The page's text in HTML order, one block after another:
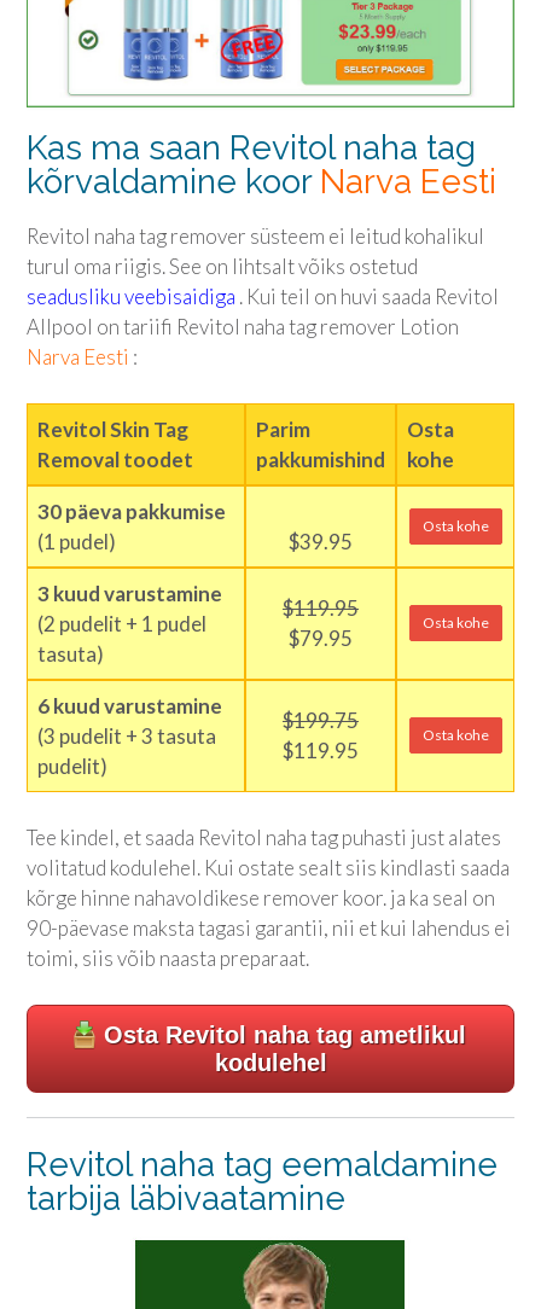
Kas ma saan Revitol naha tag
kõrvaldamine koor Narva Eesti
Revitol naha tag remover süsteem ei leitud kohalikul
turul oma riigis. See on lihtsalt võiks ostetud
seadusliku veebisaidiga . Kui teil on huvi saada Revitol
Allpool on tariifi Revitol naha tag remover Lotion
Narva Eesti :
Revitol Skin Tag
Removal toodet
Parim
pakkumishind
Osta
kohe
30 päeva pakkumise
(1 pudel)
$39.95
Osta kohe
3 kuud varustamine
(2 pudelit + 1 pudel
tasuta)
$119.95
$79.95
Osta kohe
6 kuud varustamine
(3 pudelit + 3 tasuta
pudelit)
$199.75
$119.95
Osta kohe
Tee kindel, et saada Revitol naha tag puhasti just alates
volitatud kodulehel. Kui ostate sealt siis kindlasti saada
kõrge hinne nahavoldikese remover koor. ja ka seal on
90-päevase maksta tagasi garantii, nii et kui lahendus ei
toimi, siis võib naasta preparaat.
Osta Revitol naha tag ametlikul
kodulehel
Revitol naha tag eemaldamine
tarbija läbivaatamine